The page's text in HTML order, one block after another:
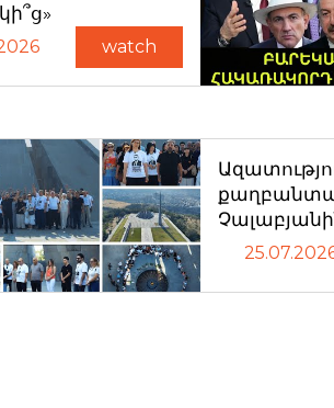
watch